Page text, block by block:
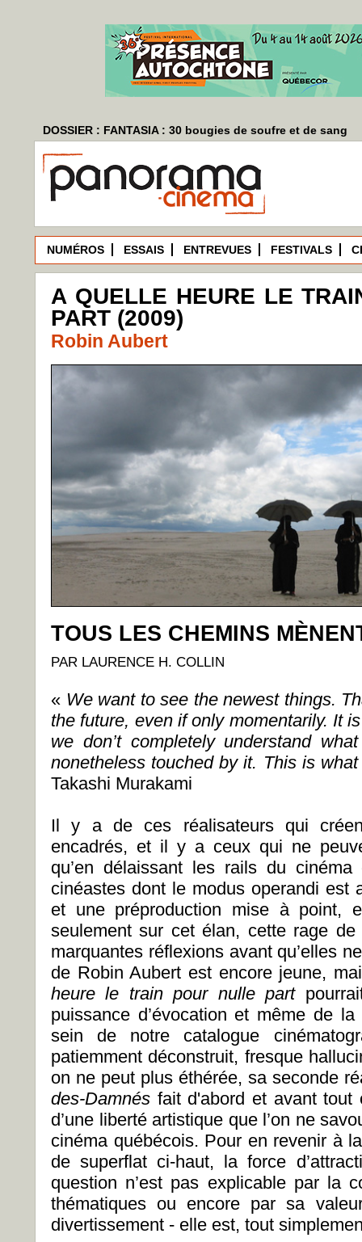
DOSSIER : FANTASIA : 30 bougies de soufre et de sang
NUMÉROS ESSAIS ENTREVUES FESTIVALS
A QUELLE HEURE LE
PART (2009)
Robin Aubert
TOUS LES CHEMINS
PAR LAURENCE H. COLLIN
« We want to see the newest things.
the future, even if only momentarily. It
we don’t completely understand
nonetheless touched by it. This is
Takashi Murakami
Il y a de ces réalisateurs qui
encadrés, et il y a ceux qui ne
qu’en délaissant les rails du
cinéastes dont le modus operandi est
et une préproduction mise à point,
seulement sur cet élan, cette rage
marquantes réflexions avant qu’elles
de Robin Aubert est encore jeune,
heure le train pour nulle part
puissance d’évocation et même de
sein de notre catalogue
patiemment déconstruit, fresque
on ne peut plus éthérée, sa seconde
des-Damnés fait d'abord et avant tout
d’une liberté artistique que l’on ne
cinéma québécois. Pour en revenir à
de superflat ci-haut, la force
question n’est pas explicable par la
thématiques ou encore par sa
divertissement - elle est, tout